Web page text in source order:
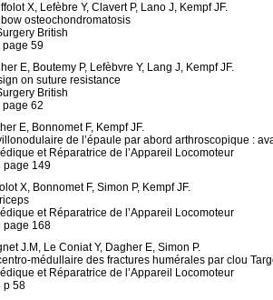
X, Lefèbre Y, Clavert P, Lano J, Kempf JF.
osteochondromatosis
British
page 59
E, Boutemy P, Lefèbvre Y, Lang J, Kempf JF.
on suture resistance
British
page 62
E, Bonnomet F, Kempf JF.
de l’épaule par abord arthroscopique :
et Réparatrice de l’Appareil Locomoteur
page 149
X, Bonnomet F, Simon P, Kempf JF.
et Réparatrice de l’Appareil Locomoteur
page 168
J.M, Le Coniat Y, Dagher E, Simon P.
médullaire des fractures humérales par clou
et Réparatrice de l’Appareil Locomoteur
p 58